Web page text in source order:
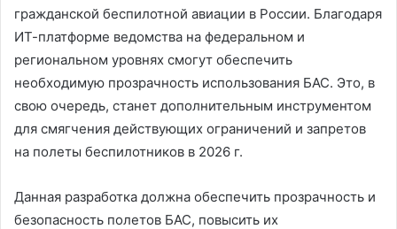
гражданской беспилотной авиации в России. Благодаря
ИТ-платформе ведомства на федеральном и
региональном уровнях смогут обеспечить
необходимую прозрачность использования БАС. Это, в
свою очередь, станет дополнительным инструментом
для смягчения действующих ограничений и запретов
на полеты беспилотников в 2026 г.
Данная разработка должна обеспечить прозрачность и
безопасность полетов БАС, повысить их